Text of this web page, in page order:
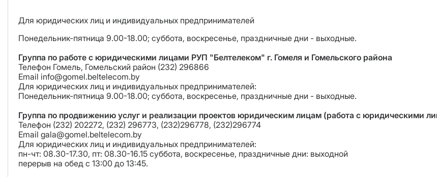
Для юридических лиц и индивидуальных предпринимателей
Понедельник-пятница 9.00-18.00; суббота, воскресенье, праздничные дни - выходные.
Группа по работе с юридическими лицами РУП "Белтелеком" г. Гомеля и Гомельского района
Телефон Гомель, Гомельский район (232) 296866
Email info@gomel.beltelecom.by
Для юридических лиц и индивидуальных предпринимателей:
Понедельник-пятница 9.00-18.00; суббота, воскресенье, праздничные дни - выходные.
Группа по продвижению услуг и реализации проектов юридическим лицам (работа с юридическими
Телефон (232) 202272, (232) 296773, (232)296778, (232)296774
Email gala@gomel.beltelecom.by
Для юридических лиц и индивидуальных предпринимателей:
пн-чт: 08.30-17.30, пт: 08.30-16.15 суббота, воскресенье, праздничные дни: выходной
перерыв на обед с 13:00 до 13:45.